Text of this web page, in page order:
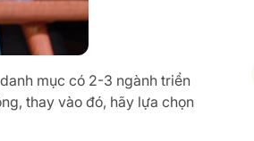
mục có 2-3 ngành triển
thay vào đó, hãy lựa chọn